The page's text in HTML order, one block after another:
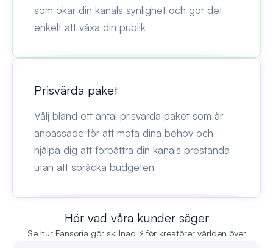
som ökar din kanals synlighet och gör det
enkelt att växa din publik
Prisvärda paket
Välj bland ett antal prisvärda paket som är
anpassade för att möta dina behov och
hjälpa dig att förbättra din kanals prestanda
utan att spräcka budgeten
Hör vad våra kunder säger
Se hur Fansoria gör skillnad ⚡ för kreatörer världen över